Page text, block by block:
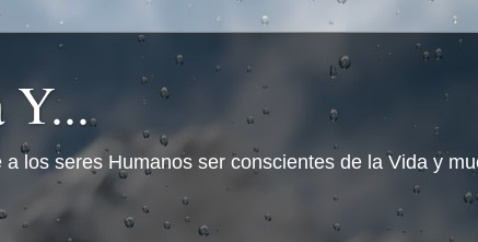
los seres Humanos ser conscientes de la Vida y